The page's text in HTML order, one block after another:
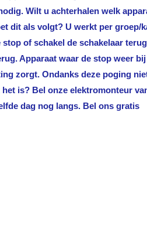
Wilt u achterhalen welk
dit als volgt? U werkt per groep/
of schakel de schakelaar
Apparaat waar de stop weer
zorgt. Ondanks deze poging
is? Bel onze elektromonteur
dag nog langs. Bel ons gratis